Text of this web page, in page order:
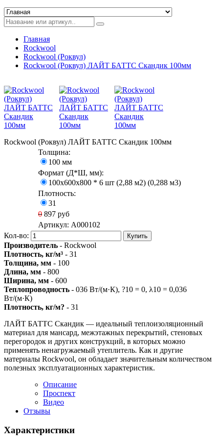
Главная
Rockwool
Rockwool (Роквул)
Rockwool (Роквул) ЛАЙТ БАТТС Скандик 100мм
Rockwool (Роквул) ЛАЙТ БАТТС Скандик 100мм
Толщина:
100 мм
Формат (Д*Ш, мм):
100х600х800 * 6 шт (2,88 м2) (0,288 м3)
Плотность:
31
0 897 руб
Артикул: A000102
Кол-во:
Купить
Производитель - Rockwool
Плотность, кг/м³ - 31
Толщина, мм - 100
Длина, мм - 800
Ширина, мм - 600
Теплопроводность - 036 Вт/(м·К), ?10 = 0, λ10 = 0,036
Вт/(м·К)
Плотность, кг/м? - 31
ЛАЙТ БАТТС Скандик — идеальный теплоизоляционный
материал для мансард, межэтажных перекрытий, стеновых
перегородок и других конструкций, в которых можно
применять ненагружаемый утеплитель. Как и другие
материалы Rockwool, он обладает значительным количеством
полезных эксплуатационных характеристик.
Описание
Проспект
Видео
Отзывы
Характеристики